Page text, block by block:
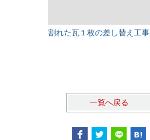
割れた瓦１枚の差し替え工事
一覧へ戻る